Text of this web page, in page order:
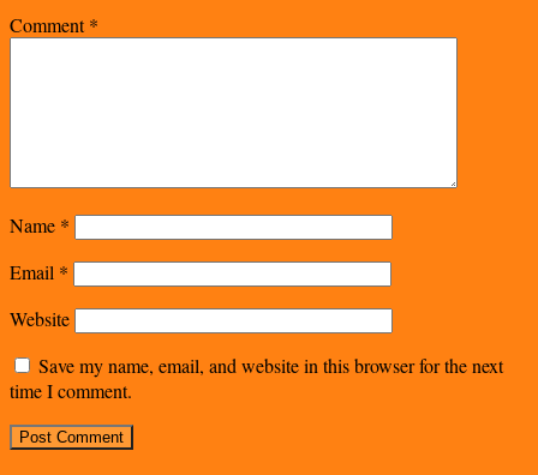
Comment*
Name *
Email *
Website
Save my name, email, and website in this browser for the next
time I comment.